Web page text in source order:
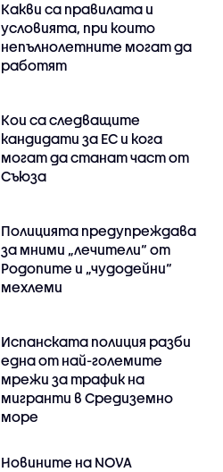
Какви са правилата и
условията, при които
непълнолетните могат да
работят
Кои са следващите
кандидати за ЕС и кога
могат да станат част от
Съюза
Полицията предупреждава
за мними „лечители“ от
Родопите и „чудодейни“
мехлеми
Испанската полиция разби
една от най-големите
мрежи за трафик на
мигранти в Средиземно
море
Новините на NOVA